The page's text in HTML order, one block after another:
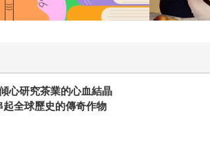
心研究茶業的心血結晶
全球歷史的傳奇作物